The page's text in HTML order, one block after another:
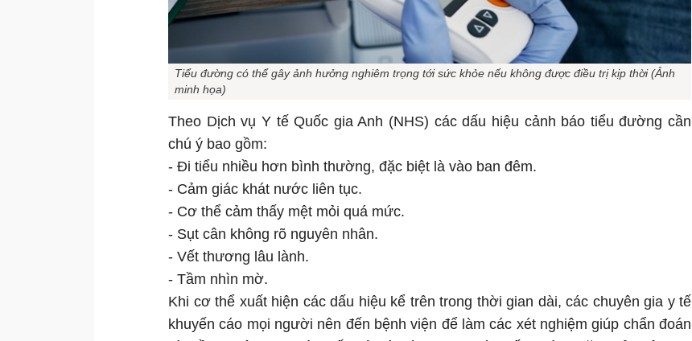
Tiểu đường có thể gây ảnh hưởng nghiêm trọng tới sức khỏe nếu không được điều trị kịp thời (Ảnh
minh họa)
Theo Dịch vụ Y tế Quốc gia Anh (NHS) các dấu hiệu cảnh báo tiểu đường cần
chú ý bao gồm:
- Đi tiểu nhiều hơn bình thường, đặc biệt là vào ban đêm.
- Cảm giác khát nước liên tục.
- Cơ thể cảm thấy mệt mỏi quá mức.
- Sụt cân không rõ nguyên nhân.
- Vết thương lâu lành.
- Tầm nhìn mờ.
Khi cơ thể xuất hiện các dấu hiệu kể trên trong thời gian dài, các chuyên gia y tế
khuyến cáo mọi người nên đến bệnh viện để làm các xét nghiệm giúp chẩn đoán